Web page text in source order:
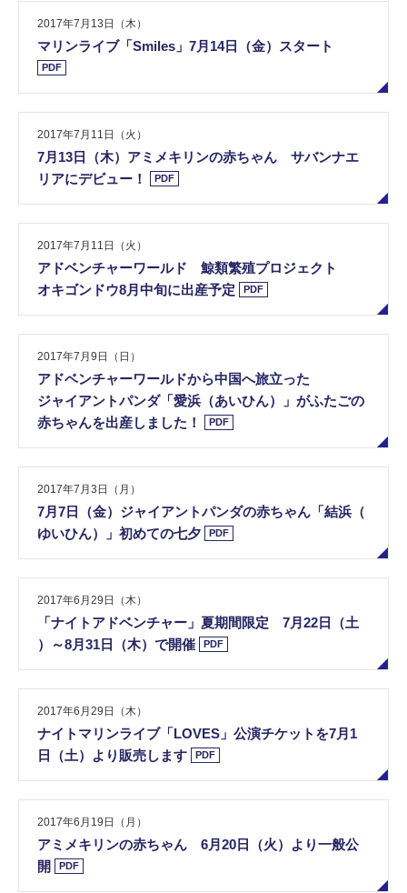
2017年7月13日（木）
マ​リ​ン​ラ​イ​ブ​「​S​m​i​l​e​s​」​7​月​1​4​日​（​金​）​ス​タ​ー​ト
PDF
2017年7月11日（火）
7​月​1​3​日​（​木​）​ア​ミ​メ​キ​リ​ン​の​赤​ち​ゃ​ん​ ​サ​バ​ン​ナ​エ​
リ​ア​に​デ​ビ​ュ​ー​！
PDF
2017年7月11日（火）
ア​ド​ベ​ン​チ​ャ​ー​ワ​ー​ル​ド​ ​鯨​類​繁​殖​プ​ロ​ジ​ェ​ク​ト
​オ​キ​ゴ​ン​ド​ウ​8​月​中​旬​に​出​産​予​定
PDF
2017年7月9日（日）
ア​ド​ベ​ン​チ​ャ​ー​ワ​ー​ル​ド​か​ら​中​国​へ​旅​立​っ​た
​ジ​ャ​イ​ア​ン​ト​パ​ン​ダ​「​愛​浜​（​あ​い​ひ​ん​）​」​が​ふ​た​ご​の​
赤​ち​ゃ​ん​を​出​産​し​ま​し​た​！
PDF
2017年7月3日（月）
7​月​7​日​（​金​）​ジ​ャ​イ​ア​ン​ト​パ​ン​ダ​の​赤​ち​ゃ​ん​「​結​浜​（​
ゆ​い​ひ​ん​）​」​初​め​て​の​七​夕
PDF
2017年6月29日（木）
「​ナ​イ​ト​ア​ド​ベ​ン​チ​ャ​ー​」​夏​期​間​限​定​ ​7​月​2​2​日​（​土​
）​～​8​月​3​1​日​（​木​）​で​開​催
PDF
2017年6月29日（木）
ナ​イ​ト​マ​リ​ン​ラ​イ​ブ​「​L​O​V​E​S​」​公​演​チ​ケ​ッ​ト​を​7​月​1​
日​（​土​）​よ​り​販​売​し​ま​す
PDF
2017年6月19日（月）
ア​ミ​メ​キ​リ​ン​の​赤​ち​ゃ​ん​ ​6​月​2​0​日​（​火​）​よ​り​一​般​公​
開
PDF